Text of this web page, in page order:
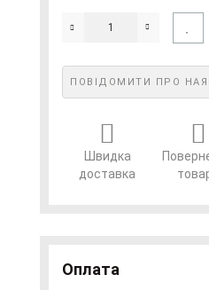
ПОВІДОМИТИ ПРО
Швидка
доставка
Оплата